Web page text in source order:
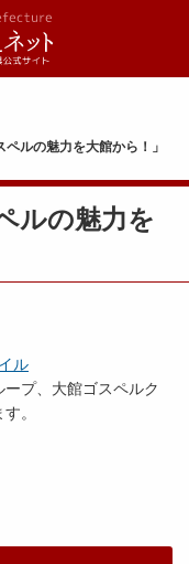
ペルの魅力を大館から！」
ルの魅力を
プ、大館ゴスペルク
。